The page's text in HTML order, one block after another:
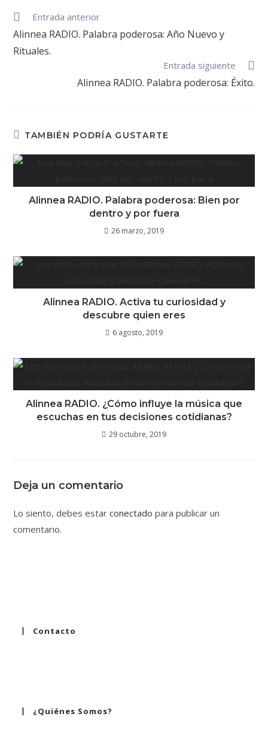
Entrada anterior
Alinnea RADIO. Palabra poderosa: Año Nuevo y
Rituales.
Entrada siguiente
Alinnea RADIO. Palabra poderosa: Éxito.
TAMBIÉN PODRÍA GUSTARTE
Alinnea RADIO. Palabra poderosa: Bien por
dentro y por fuera
26 marzo, 2019
Alinnea RADIO. Activa tu curiosidad y
descubre quien eres
6 agosto, 2019
Alinnea RADIO. ¿Cómo influye la música que
escuchas en tus decisiones cotidianas?
29 octubre, 2019
Deja un comentario
Lo siento, debes estarconectado para publicar un
comentario.
Contacto
¿Quiénes Somos?